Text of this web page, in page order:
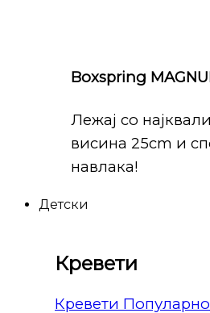
Boxspring
Лежај со
висина 25cm и
навлака!
Детски
Кревети
Кревети